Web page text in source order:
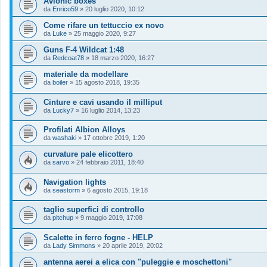
da Enrico59 » 20 luglio 2020, 10:12
Come rifare un tettuccio ex novo
da Luke » 25 maggio 2020, 9:27
Guns F-4 Wildcat 1:48
da Redcoat78 » 18 marzo 2020, 16:27
materiale da modellare
da boiler » 15 agosto 2018, 19:35
Cinture e cavi usando il milliput
da Lucky7 » 16 luglio 2014, 13:23
Profilati Albion Alloys
da washaki » 17 ottobre 2019, 1:20
curvature pale elicottero
da sarvo » 24 febbraio 2011, 18:40
Navigation lights
da seastorm » 6 agosto 2015, 19:18
taglio superfici di controllo
da pitchup » 9 maggio 2019, 17:08
Scalette in ferro fogne - HELP
da Lady Simmons » 20 aprile 2019, 20:02
antenna aerei a elica con "puleggie e moschettoni"